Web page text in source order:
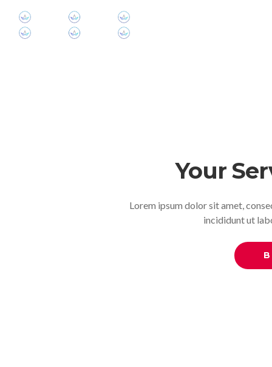
Your
Lorem ipsum dolor sit amet,
incididunt ut